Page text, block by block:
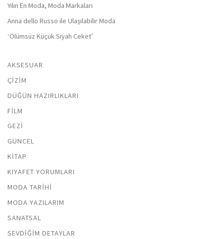
Yılın En Moda, Moda Markaları
Anna dello Russo ile Ulaşılabilir Moda
‘Ölümsüz Küçük Siyah Ceket’
AKSESUAR
ÇIZIM
DÜĞÜN HAZIRLIKLARI
FILM
GEZI
GÜNCEL
KITAP
KIYAFET YORUMLARI
MODA TARIHI
MODA YAZILARIM
SANATSAL
SEVDIĞIM DETAYLAR